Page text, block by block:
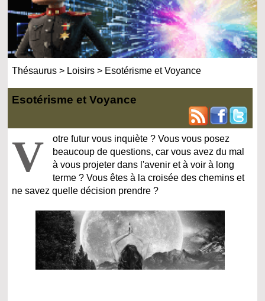
Thésaurus > Loisirs> Esotérisme et Voyance
Esotérisme et Voyance
V
otre futur vous inquiète ? Vous vous posez
beaucoup de questions, car vous avez du mal
à vous projeter dans l'avenir et à voir à long
terme ? Vous êtes à la croisée des chemins et
ne savez quelle décision prendre ?